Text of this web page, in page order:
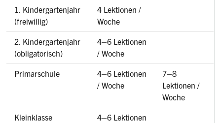
1. Kindergartenjahr
(freiwillig)
4 Lektionen /
Woche
2. Kindergartenjahr
(obligatorisch)
4–6 Lektionen
/ Woche
Primarschule
4–6 Lektionen
/ Woche
7–8
Lektionen /
Woche
Kleinklasse
4–6 Lektionen